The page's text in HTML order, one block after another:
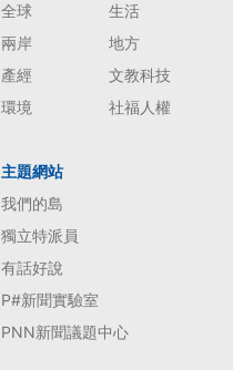
全球
生活
兩岸
地方
產經
文教科技
環境
社福人權
主題網站
我們的島
獨立特派員
有話好說
P#新聞實驗室
PNN新聞議題中心